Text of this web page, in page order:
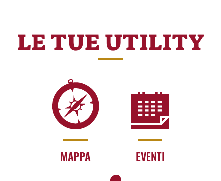
LE TUE UTILITY
MAPPA EVENTI